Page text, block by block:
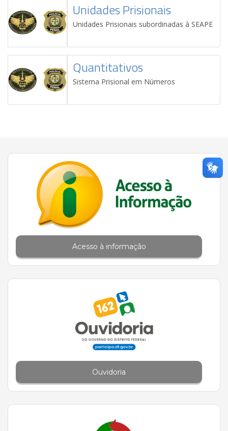
Unidades Prisionais
Unidades Prisionais subordinadas à SEAPE
Quantitativos
Sistema Prisional em Números
Acesso à informação
Ouvidoria